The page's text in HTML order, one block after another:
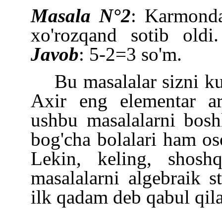
MasalaN°2:
xo'rozqand sotib
Javob: 5-2=3 so'm.
Bu masalalar sizni
Axir eng elementar
ushbu masalalarni
bog'cha bolalari ham
Lekin, keling,
masalalarni algebraik
ilk qadam deb qabul